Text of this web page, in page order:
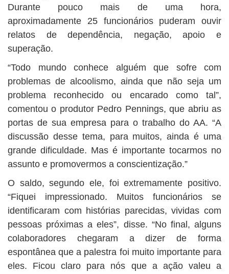
Durante pouco mais de uma hora,
aproximadamente 25 funcionários puderam ouvir
relatos de dependência, negação, apoio e
superação.
“Todo mundo conhece alguém que sofre com
problemas de alcoolismo, ainda que não seja um
problema reconhecido ou encarado como tal”,
comentou o produtor Pedro Pennings, que abriu as
portas de sua empresa para o trabalho do AA. “A
discussão desse tema, para muitos, ainda é uma
grande dificuldade. Mas é importante tocarmos no
assunto e promovermos a conscientização.”
O saldo, segundo ele, foi extremamente positivo.
“Fiquei impressionado. Muitos funcionários se
identificaram com histórias parecidas, vividas com
pessoas próximas a eles”, disse. “No final, alguns
colaboradores chegaram a dizer de forma
espontânea que a palestra foi muito importante para
eles. Ficou claro para nós que a ação valeu a